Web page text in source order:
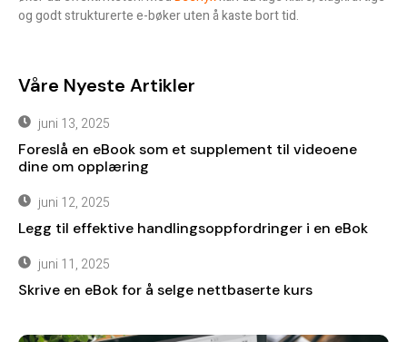
og godt strukturerte e-bøker uten å kaste bort tid.
Våre Nyeste Artikler
juni 13, 2025
Foreslå en eBook som et supplement til videoene
dine om opplæring
juni 12, 2025
Legg til effektive handlingsoppfordringer i en eBok
juni 11, 2025
Skrive en eBok for å selge nettbaserte kurs